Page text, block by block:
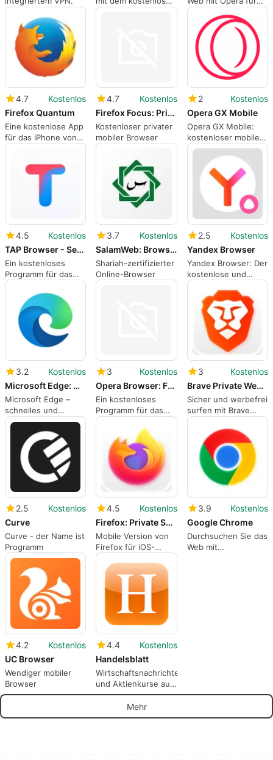
Browser Opera GX
iPhone
4.7
Kostenlos
Firefox Quantum
Eine kostenlose App
für das iPhone von
Mozilla.
4.7
Kostenlos
Firefox Focus: Privacy browser
Kostenloser privater
mobiler Browser
2
Kostenlos
Opera GX Mobile
Opera GX Mobile:
kostenloser mobiler
Browser für Gamer
4.5
Kostenlos
TAP Browser - Secure Adfree
Ein kostenloses
Programm für das
iPhone, von Victor
3.7
Kostenlos
SalamWeb: Browser for Muslims
Shariah-zertifizierter
Online-Browser
2.5
Kostenlos
Yandex Browser
Yandex Browser: Der
kostenlose und
sichere Browser für
öffentliches Wi-Fi
3.2
Kostenlos
Microsoft Edge: Web Browser
Microsoft Edge –
schnelles und
kostenloses Surfen
3
Kostenlos
Opera Browser: Fast Private
Ein kostenloses
Programm für das
iPhone, von Opera
3
Kostenlos
Brave Private Web Browser VPN
Sicher und werbefrei
surfen mit Brave
Browser: Private
AdBlock
2.5
Kostenlos
Curve
Curve - der Name ist
Programm
4.5
Kostenlos
Firefox: Private Safe Browser
Mobile Version von
Firefox für iOS-
Handys
3.9
Kostenlos
Google Chrome
Durchsuchen Sie das
Web mit
4.2
Kostenlos
UC Browser
Wendiger mobiler
Browser
4.4
Kostenlos
Handelsblatt
Wirtschaftsnachrichten
und Aktienkurse auf
dem iPhone
Mehr